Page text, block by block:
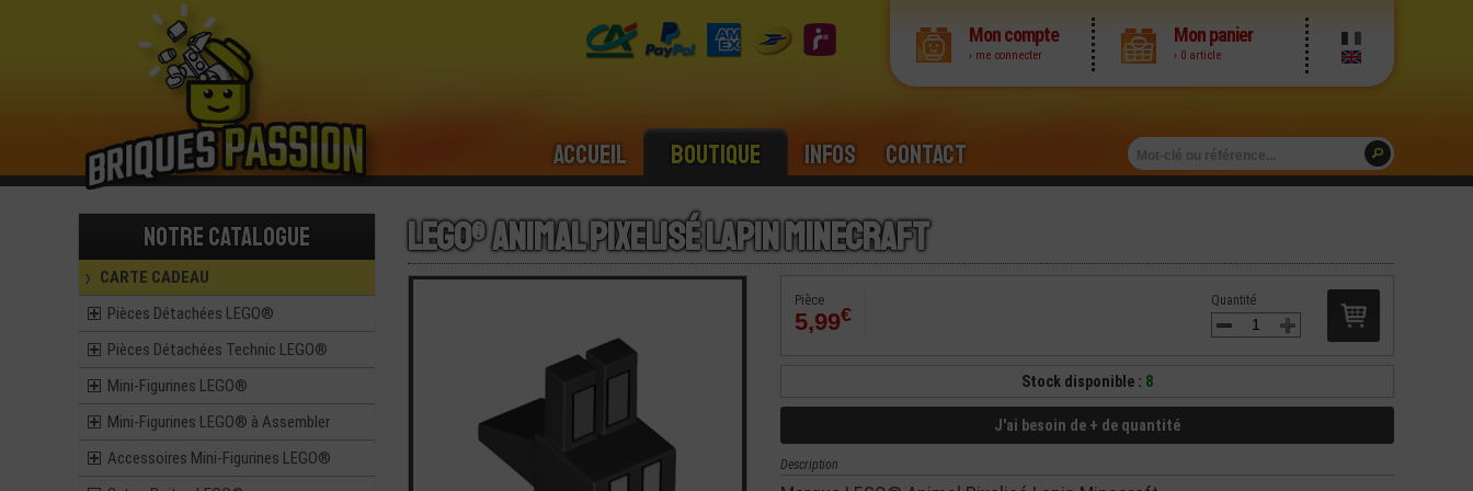
Mon compte
› me connecter
Mon panier
› 0 article
Accueil Boutique Infos Contact
Notre catalogue
CARTE CADEAU
Pièces Détachées LEGO®
Pièces Détachées Technic LEGO®
Mini-Figurines LEGO®
Mini-Figurines LEGO® à Assembler
Accessoires Mini-Figurines LEGO®
LEGO® Animal Pixelisé Lapin Minecraft
Pièce
5,99€
Quantité
Stock disponible : 8
J'ai besoin de + de quantité
Description